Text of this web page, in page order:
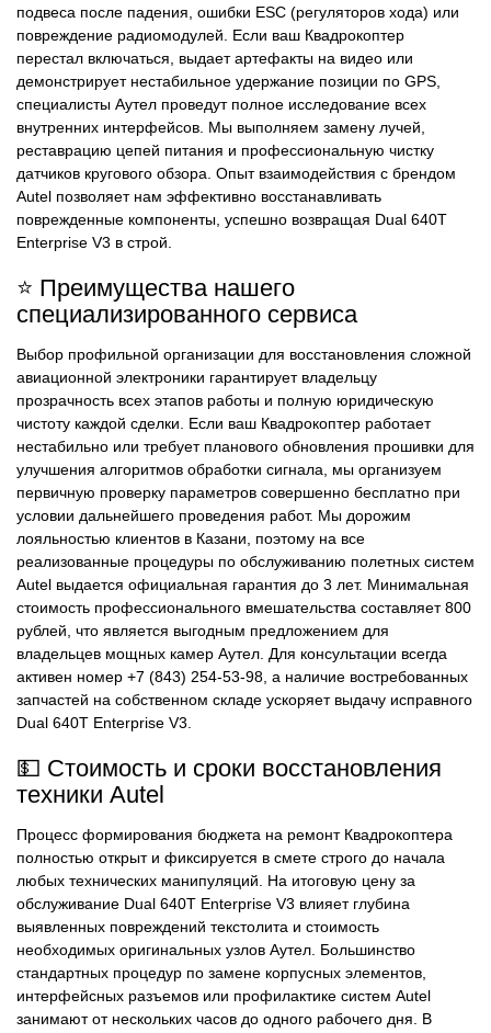
подвеса после падения, ошибки ESC (регуляторов хода) или
повреждение радиомодулей. Если ваш Квадрокоптер
перестал включаться, выдает артефакты на видео или
демонстрирует нестабильное удержание позиции по GPS,
специалисты Аутел проведут полное исследование всех
внутренних интерфейсов. Мы выполняем замену лучей,
реставрацию цепей питания и профессиональную чистку
датчиков кругового обзора. Опыт взаимодействия с брендом
Autel позволяет нам эффективно восстанавливать
поврежденные компоненты, успешно возвращая Dual 640T
Enterprise V3 в строй.
⭐ Преимущества нашего
специализированного сервиса
Выбор профильной организации для восстановления сложной
авиационной электроники гарантирует владельцу
прозрачность всех этапов работы и полную юридическую
чистоту каждой сделки. Если ваш Квадрокоптер работает
нестабильно или требует планового обновления прошивки для
улучшения алгоритмов обработки сигнала, мы организуем
первичную проверку параметров совершенно бесплатно при
условии дальнейшего проведения работ. Мы дорожим
лояльностью клиентов в Казани, поэтому на все
реализованные процедуры по обслуживанию полетных систем
Autel выдается официальная гарантия до 3 лет. Минимальная
стоимость профессионального вмешательства составляет 800
рублей, что является выгодным предложением для
владельцев мощных камер Аутел. Для консультации всегда
активен номер +7 (843) 254-53-98, а наличие востребованных
запчастей на собственном складе ускоряет выдачу исправного
Dual 640T Enterprise V3.
💵 Стоимость и сроки восстановления
техники Autel
Процесс формирования бюджета на ремонт Квадрокоптера
полностью открыт и фиксируется в смете строго до начала
любых технических манипуляций. На итоговую цену за
обслуживание Dual 640T Enterprise V3 влияет глубина
выявленных повреждений текстолита и стоимость
необходимых оригинальных узлов Аутел. Большинство
стандартных процедур по замене корпусных элементов,
интерфейсных разъемов или профилактике систем Autel
занимают от нескольких часов до одного рабочего дня. В